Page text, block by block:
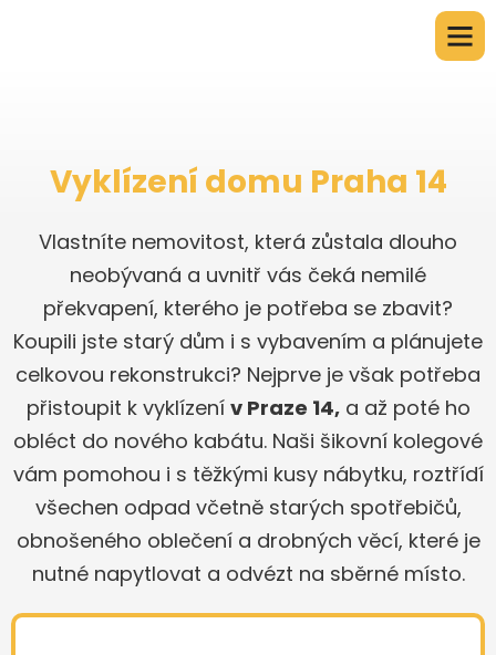
Vyklízení domu Praha 14
Vlastníte nemovitost, která zůstala dlouho
neobývaná a uvnitř vás čeká nemilé
překvapení, kterého je potřeba se zbavit?
Koupili jste starý dům i s vybavením a plánujete
celkovou rekonstrukci? Nejprve je však potřeba
přistoupit k vyklízení v Praze 14,a až poté ho
obléct do nového kabátu. Naši šikovní kolegové
vám pomohou i s těžkými kusy nábytku, roztřídí
všechen odpad včetně starých spotřebičů,
obnošeného oblečení a drobných věcí, které je
nutné napytlovat a odvézt na sběrné místo.